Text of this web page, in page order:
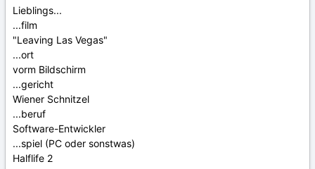
Lieblings...
...film
"Leaving Las Vegas"
...ort
vorm Bildschirm
...gericht
Wiener Schnitzel
...beruf
Software-Entwickler
...spiel (PC oder sonstwas)
Halflife 2